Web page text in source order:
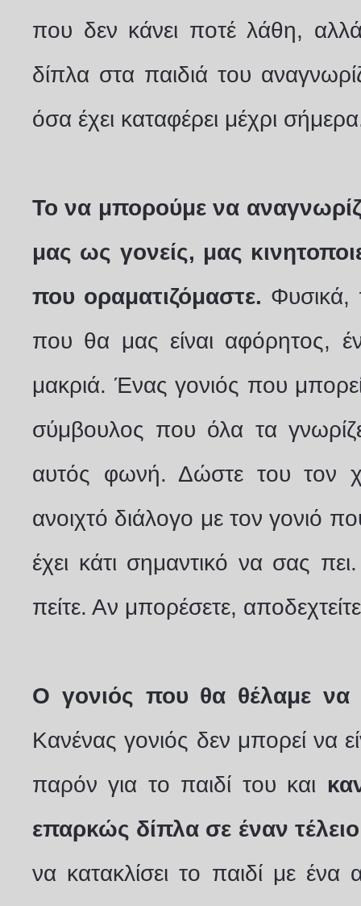
που δεν κάνει ποτέ λάθη,
δίπλα στα παιδιά του
όσα έχει καταφέρει μέχρι
Το να μπορούμε να
μας ως γονείς, μας
που οραματιζόμαστε. Φυσικά,
που θα μας είναι αφόρητος,
μακριά. Ένας γονιός που
σύμβουλος που όλα τα
αυτός φωνή. Δώστε του τον
ανοιχτό διάλογο με τον γονιό
έχει κάτι σημαντικό να σας
πείτε. Αν μπορέσετε,
Ο γονιός που θα θέλαμε να
Κανένας γονιός δεν μπορεί να
παρόν για το παιδί του και
επαρκώς δίπλα σε έναν
να κατακλίσει το παιδί με